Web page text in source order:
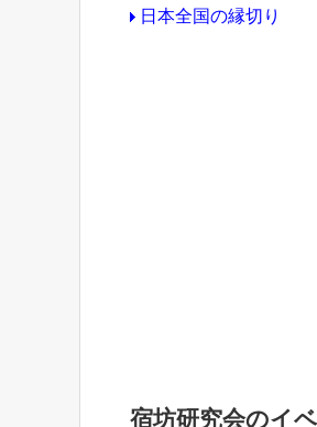
日本全国の縁切り
宿坊研究会のイ